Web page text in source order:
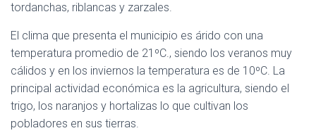
tordanchas, riblancas y zarzales.
El clima que presenta el municipio es árido con una
temperatura promedio de 21ºC., siendo los veranos muy
cálidos y en los inviernos la temperatura es de 10ºC. La
principal actividad económica es la agricultura, siendo el
trigo, los naranjos y hortalizas lo que cultivan los
pobladores en sus tierras.